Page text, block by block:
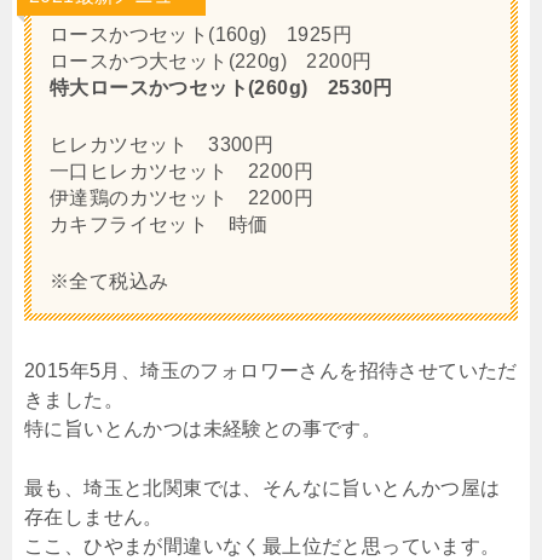
ロースかつセット(160g) 1925円
ロースかつ大セット(220g) 2200円
特大ロースかつセット(260g) 2530円
ヒレカツセット 3300円
一口ヒレカツセット 2200円
伊達鶏のカツセット 2200円
カキフライセット 時価
※全て税込み
2015年5月、埼玉のフォロワーさんを招待させていただ
きました。
特に旨いとんかつは未経験との事です。
最も、埼玉と北関東では、そんなに旨いとんかつ屋は
存在しません。
ここ、ひやまが間違いなく最上位だと思っています。